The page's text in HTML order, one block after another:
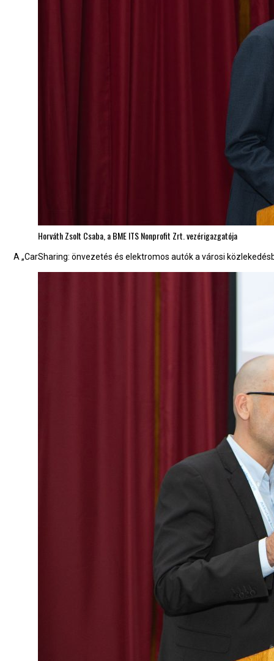
Horváth Zsolt Csaba, a BME ITS Nonprofit Zrt. vezérigazgatója
A „CarSharing: önvezetés és elektromos autók a városi